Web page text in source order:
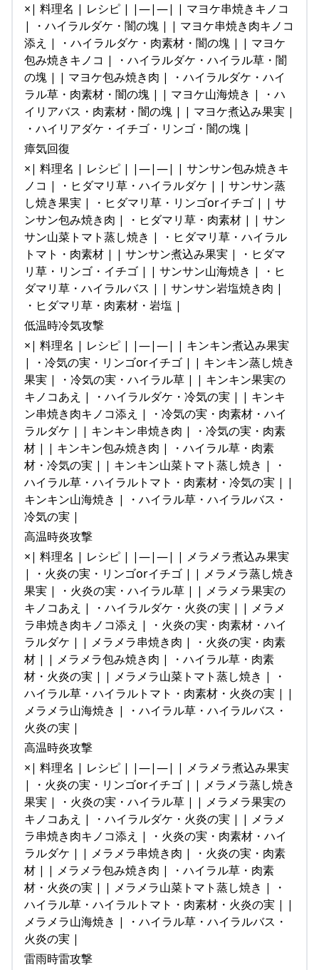
×| 料理名 | レシピ | |—|—| | マヨケ串焼きキノコ
| ・ハイラルダケ・闇の塊 | | マヨケ串焼き肉キノコ
添え | ・ハイラルダケ・肉素材・闇の塊 | | マヨケ
包み焼きキノコ | ・ハイラルダケ・ハイラル草・闇
の塊 | | マヨケ包み焼き肉 | ・ハイラルダケ・ハイ
ラル草・肉素材・闇の塊 | | マヨケ山海焼き | ・ハ
イリアバス・肉素材・闇の塊 | | マヨケ煮込み果実 |
・ハイリアダケ・イチゴ・リンゴ・闇の塊 |
瘴気回復
×| 料理名 | レシピ | |—|—| | サンサン包み焼きキ
ノコ | ・ヒダマリ草・ハイラルダケ | | サンサン蒸
し焼き果実 | ・ヒダマリ草・リンゴorイチゴ | | サ
ンサン包み焼き肉 | ・ヒダマリ草・肉素材 | | サン
サン山菜トマト蒸し焼き | ・ヒダマリ草・ハイラル
トマト・肉素材 | | サンサン煮込み果実 | ・ヒダマ
リ草・リンゴ・イチゴ | | サンサン山海焼き | ・ヒ
ダマリ草・ハイラルバス | | サンサン岩塩焼き肉 |
・ヒダマリ草・肉素材・岩塩 |
低温時冷気攻撃
×| 料理名 | レシピ | |—|—| | キンキン煮込み果実
| ・冷気の実・リンゴorイチゴ | | キンキン蒸し焼き
果実 | ・冷気の実・ハイラル草 | | キンキン果実の
キノコあえ | ・ハイラルダケ・冷気の実 | | キンキ
ン串焼き肉キノコ添え | ・冷気の実・肉素材・ハイ
ラルダケ | | キンキン串焼き肉 | ・冷気の実・肉素
材 | | キンキン包み焼き肉 | ・ハイラル草・肉素
材・冷気の実 | | キンキン山菜トマト蒸し焼き | ・
ハイラル草・ハイラルトマト・肉素材・冷気の実 | |
キンキン山海焼き | ・ハイラル草・ハイラルバス・
冷気の実 |
高温時炎攻撃
×| 料理名 | レシピ | |—|—| | メラメラ煮込み果実
| ・火炎の実・リンゴorイチゴ | | メラメラ蒸し焼き
果実 | ・火炎の実・ハイラル草 | | メラメラ果実の
キノコあえ | ・ハイラルダケ・火炎の実 | | メラメ
ラ串焼き肉キノコ添え | ・火炎の実・肉素材・ハイ
ラルダケ | | メラメラ串焼き肉 | ・火炎の実・肉素
材 | | メラメラ包み焼き肉 | ・ハイラル草・肉素
材・火炎の実 | | メラメラ山菜トマト蒸し焼き | ・
ハイラル草・ハイラルトマト・肉素材・火炎の実 | |
メラメラ山海焼き | ・ハイラル草・ハイラルバス・
火炎の実 |
高温時炎攻撃
×| 料理名 | レシピ | |—|—| | メラメラ煮込み果実
| ・火炎の実・リンゴorイチゴ | | メラメラ蒸し焼き
果実 | ・火炎の実・ハイラル草 | | メラメラ果実の
キノコあえ | ・ハイラルダケ・火炎の実 | | メラメ
ラ串焼き肉キノコ添え | ・火炎の実・肉素材・ハイ
ラルダケ | | メラメラ串焼き肉 | ・火炎の実・肉素
材 | | メラメラ包み焼き肉 | ・ハイラル草・肉素
材・火炎の実 | | メラメラ山菜トマト蒸し焼き | ・
ハイラル草・ハイラルトマト・肉素材・火炎の実 | |
メラメラ山海焼き | ・ハイラル草・ハイラルバス・
火炎の実 |
雷雨時雷攻撃